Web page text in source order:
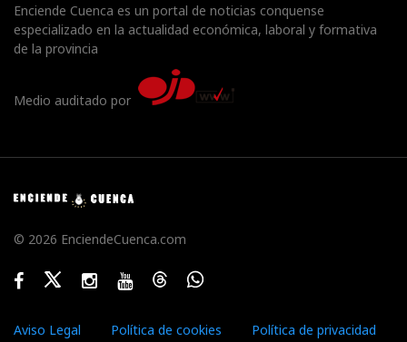
Enciende Cuenca es un portal de noticias conquense
especializado en la actualidad económica, laboral y formativa
de la provincia
Medio auditado por
© 2026 EnciendeCuenca.com
FacebookTwitterInstagramYoutubeThreadsWhatsApp
Aviso Legal Política de cookies Política de privacidad